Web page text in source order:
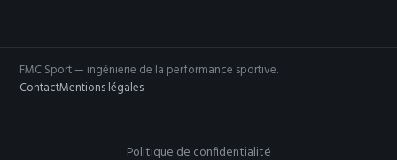
FMC Sport — ingénierie de la performance sportive.
ContactMentions légales
Politique de confidentialité